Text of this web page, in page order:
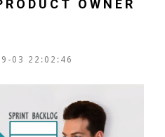
OWNER
03 22:02:46